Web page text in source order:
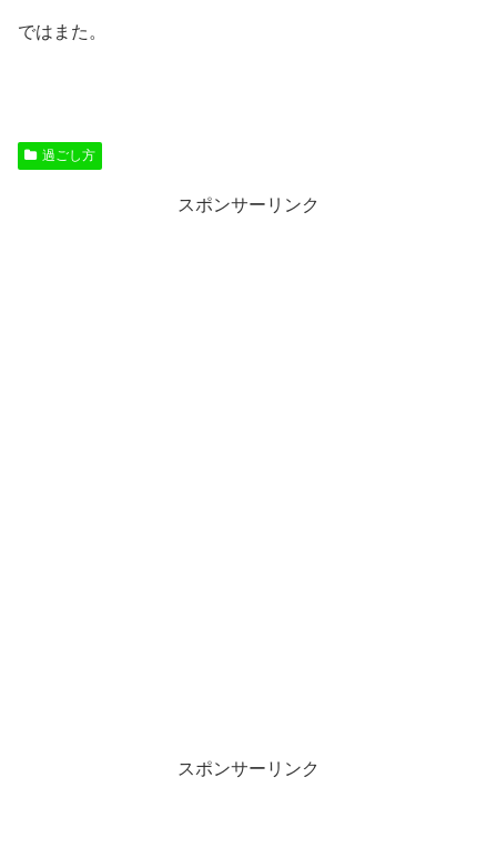
ではまた。
過ごし方
スポンサーリンク
スポンサーリンク